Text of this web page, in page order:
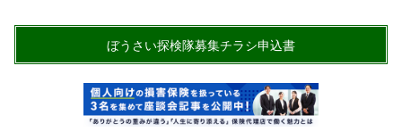
ぼうさい探検隊募集チラシ申込書